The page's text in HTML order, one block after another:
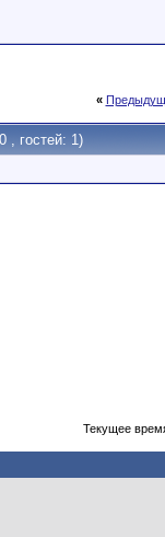
«
, гостей: 1)
Текущее